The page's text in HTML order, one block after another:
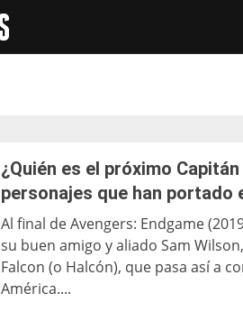
¿Quién es el próximo
personajes que han portado
Al final de Avengers: Endgame
su buen amigo y aliado Sam
Falcon (o Halcón), que pasa así a
América....